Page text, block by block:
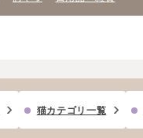
猫カテゴリ一覧